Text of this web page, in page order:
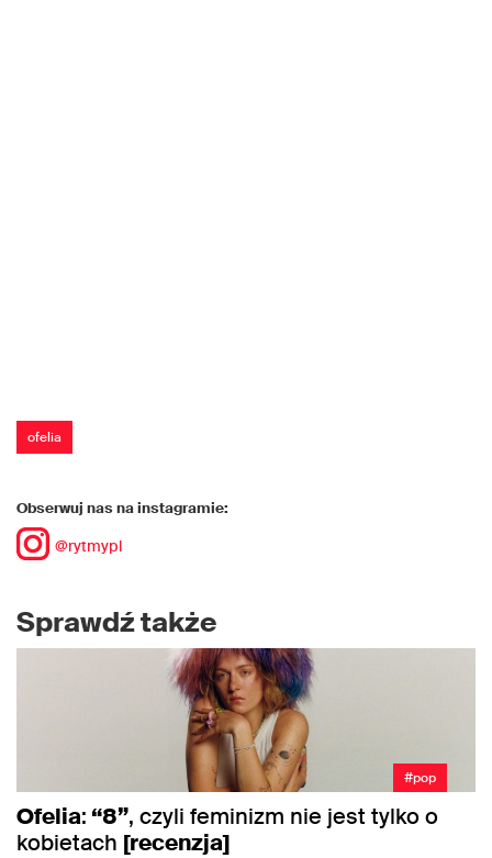
ofelia
Obserwuj nas na instagramie:
@rytmypl
Sprawdź także
#pop
Ofelia: “8”, czyli feminizm nie jest tylko o
kobietach [recenzja]